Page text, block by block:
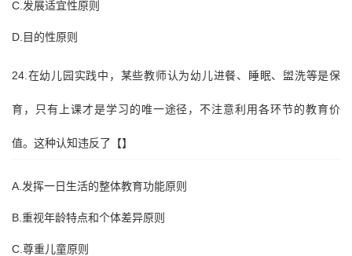
C.发展适宜性原则
D.目的性原则
24.在幼儿园实践中，某些教师认为幼儿进餐、睡眠、盥洗等是保
育，只有上课才是学习的唯一途径，不注意利用各环节的教育价
值。这种认知违反了【】
A.发挥一日生活的整体教育功能原则
B.重视年龄特点和个体差异原则
C.尊重儿童原则